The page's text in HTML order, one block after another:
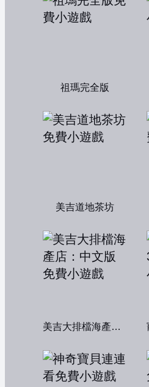
祖瑪完全版
美吉道地茶坊
美吉大排檔海產店：中文版